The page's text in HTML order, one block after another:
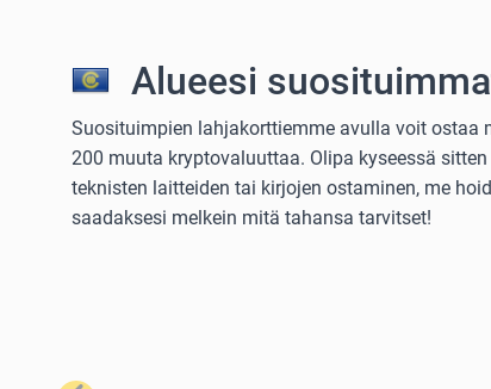
Alueesi
Suosituimpien lahjakorttiemme avulla voit ostaa
200 muuta kryptovaluuttaa. Olipa kyseessä
teknisten laitteiden tai kirjojen ostaminen, me
saadaksesi melkein mitä tahansa tarvitset!